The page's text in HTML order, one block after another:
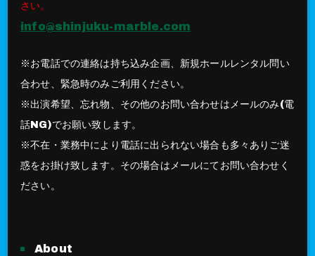
さい。
info@shinjuku-marble.com
※お電話での連絡は持ち込み企画、新規ホールレンタル問い
合わせ、緊急時のみご利用ください。
※出演希望、忘れ物、その他のお問い合わせはメールのみ(電
話NG)でお願い致します。
※不在・業務中により電話に出られない場合も多々ありご迷
惑をお掛け致します。その場合はメールにてお問い合わせく
ださい。
About